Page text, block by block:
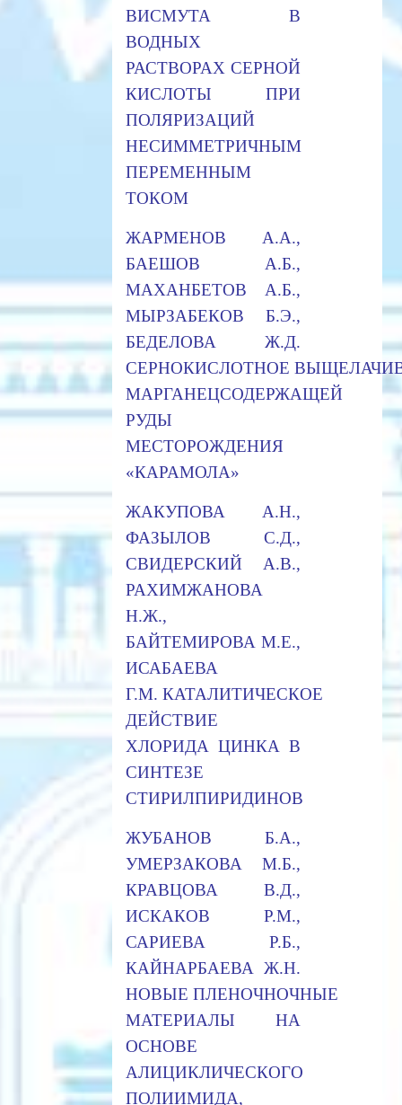
ВИСМУТА В
ВОДНЫХ
РАСТВОРАХ СЕРНОЙ
КИСЛОТЫ ПРИ
ПОЛЯРИЗАЦИЙ
НЕСИММЕТРИЧНЫМ
ПЕРЕМЕННЫМ
ТОКОМ
ЖАРМЕНОВ А.А.,
БАЕШОВ А.Б.,
МАХАНБЕТОВ А.Б.,
МЫРЗАБЕКОВ Б.Э.,
БЕДЕЛОВА Ж.Д.
СЕРНОКИСЛОТНОЕ
МАРГАНЕЦСОДЕРЖАЩЕЙ
РУДЫ
МЕСТОРОЖДЕНИЯ
«КАРАМОЛА»
ЖАКУПОВА А.Н.,
ФАЗЫЛОВ С.Д.,
СВИДЕРСКИЙ А.В.,
РАХИМЖАНОВА
Н.Ж.,
БАЙТЕМИРОВА М.Е.,
ИСАБАЕВА
Г.М. КАТАЛИТИЧЕСКОЕ
ДЕЙСТВИЕ
ХЛОРИДА ЦИНКА В
СИНТЕЗЕ
СТИРИЛПИРИДИНОВ
ЖУБАНОВ Б.А.,
УМЕРЗАКОВА М.Б.,
КРАВЦОВА В.Д.,
ИСКАКОВ Р.М.,
САРИЕВА Р.Б.,
КАЙНАРБАЕВА Ж.Н.
НОВЫЕ ПЛЕНОЧНОЧНЫЕ
МАТЕРИАЛЫ НА
ОСНОВЕ
АЛИЦИКЛИЧЕСКОГО
ПОЛИИМИДА,